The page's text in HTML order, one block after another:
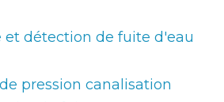
et détection de fuite d'eau
pression canalisation